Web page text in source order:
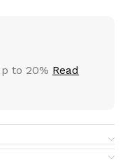
to 20% Read